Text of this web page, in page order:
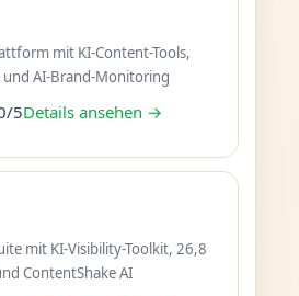
mit KI-Content-Tools,
und AI-Brand-Monitoring
5Details ansehen →
mit KI-Visibility-Toolkit, 26,8
ContentShake AI